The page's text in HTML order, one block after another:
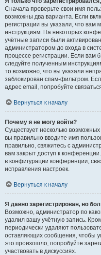
Сначала проверьте свои имя
возможны два варианта. Если
регистрации вы указали, что вам
инструкциям. На некоторых
учётные записи были
администратором до входа в
процессе регистрации. Если вам
следуйте полученным
то возможно, что вы указали
заблокирован спам-фильтром.
адрес email, попробуйте
Вернуться к началу
Почему я не могу войти?
Существует несколько
вы правильно вводите имя
правильно, свяжитесь с
вам закрыт доступ к
в конфигурации конференции,
исправления настроек.
Вернуться к началу
Я давно зарегистрирован, но
Возможно, администратор по
удалил вашу учётную запись.
периодически удаляют
оставляющих сообщения, чтобы
это произошло, попробуйте
участвовать в дискуссиях.